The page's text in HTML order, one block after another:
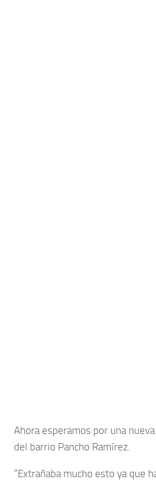
Ahora esperamos por una
del barrio Pancho Ramírez.
“Extrañaba mucho esto ya que